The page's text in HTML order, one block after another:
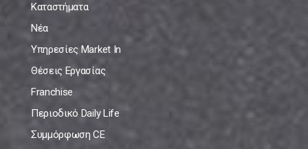
Καταστήματα
Νέα
Υπηρεσίες Market In
Θέσεις Εργασίας
Franchise
Περιοδικό Daily Life
Συμμόρφωση CE